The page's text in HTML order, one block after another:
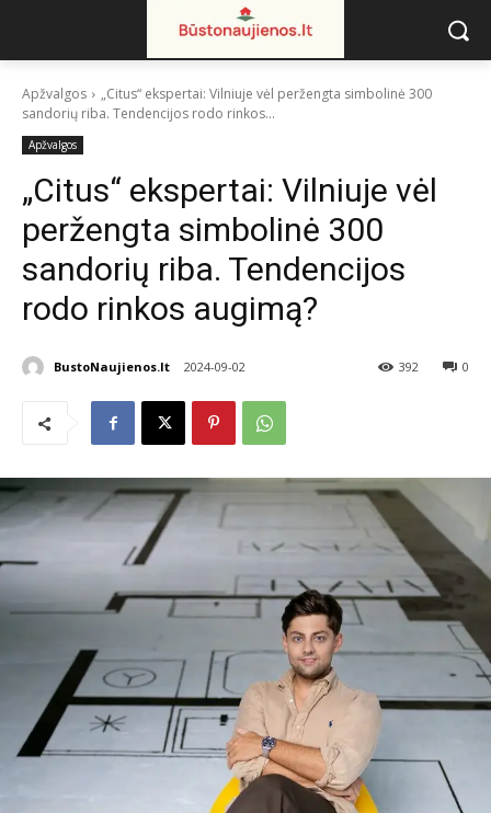
Apžvalgos
„Citus“ ekspertai: Vilniuje vėl peržengta simbolinė 300
sandorių riba. Tendencijos rodo rinkos...
Apžvalgos
„Citus“ ekspertai: Vilniuje vėl
peržengta simbolinė 300
sandorių riba. Tendencijos
rodo rinkos augimą?
BustoNaujienos.lt 2024-09-02 0
392